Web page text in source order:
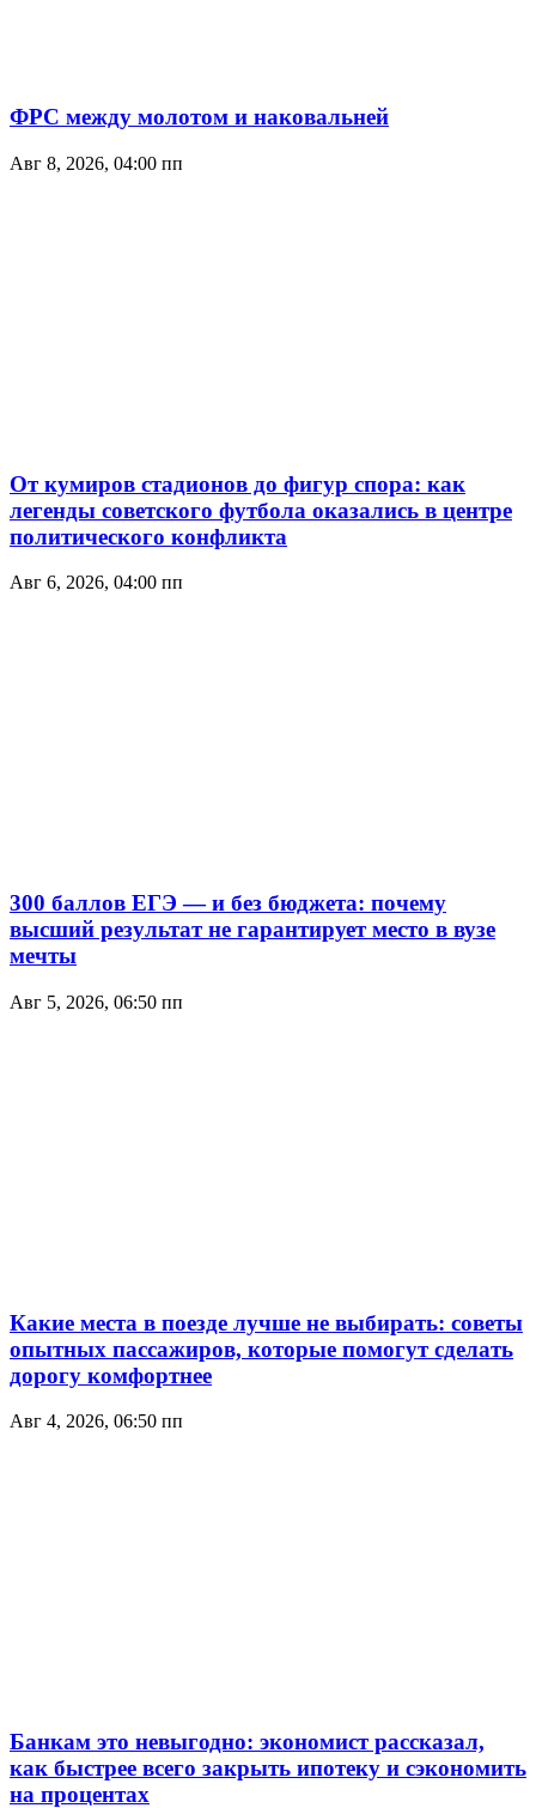
ФРС между молотом и наковальней
Авг 8, 2026, 04:00 пп
От кумиров стадионов до фигур спора: как
легенды советского футбола оказались в центре
политического конфликта
Авг 6, 2026, 04:00 пп
300 баллов ЕГЭ — и без бюджета: почему
высший результат не гарантирует место в вузе
мечты
Авг 5, 2026, 06:50 пп
Какие места в поезде лучше не выбирать: советы
опытных пассажиров, которые помогут сделать
дорогу комфортнее
Авг 4, 2026, 06:50 пп
Банкам это невыгодно: экономист рассказал,
как быстрее всего закрыть ипотеку и сэкономить
на процентах